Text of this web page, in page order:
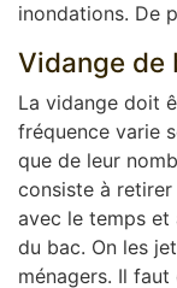
inondations. De
Vidange de
La vidange doit
fréquence varie
que de leur
consiste à
avec le temps et
du bac. On les
ménagers. Il faut